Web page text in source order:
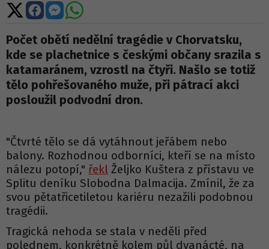
Sdílet
na
X
Sdílet
na
Facebooku
Sdílet
na
Messengeru
Sdílet
WhatsApp
Počet obětí nedělní tragédie v Chorvatsku,
kde se plachetnice s českými občany srazila s
katamaránem, vzrostl na čtyři. Našlo se totiž
tělo pohřešovaného muže, při pátrací akci
posloužil podvodní dron.
"Čtvrté tělo se dá vytáhnout jeřábem nebo
balony. Rozhodnou odborníci, kteří se na místo
nálezu potopí," řekl Željko Kuštera z přístavu ve
Splitu deníku Slobodna Dalmacija. Zmínil, že za
svou pětatřicetiletou kariéru nezažili podobnou
tragédii.
Tragická nehoda se stala v neděli před
polednem, konkrétně kolem půl dvanácté, na